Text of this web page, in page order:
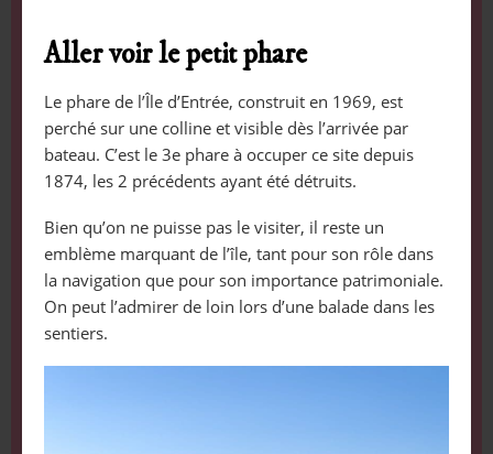
Aller voir le petit phare
Le phare de l’Île d’Entrée, construit en 1969, est
perché sur une colline et visible dès l’arrivée par
bateau. C’est le 3e phare à occuper ce site depuis
1874, les 2 précédents ayant été détruits.
Bien qu’on ne puisse pas le visiter, il reste un
emblème marquant de l’île, tant pour son rôle dans
la navigation que pour son importance patrimoniale.
On peut l’admirer de loin lors d’une balade dans les
sentiers.